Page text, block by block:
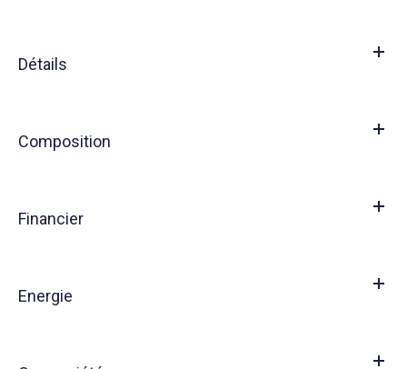
Détails
Composition
Financier
Energie